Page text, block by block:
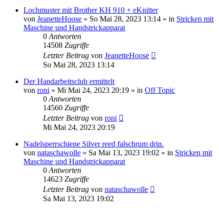
Lochmuster mit Brother KH 910 + eKnitter
von JeanetteHoose » So Mai 28, 2023 13:14 » in Stricken mit
Maschine und Handstrickapparat
0 Antworten
14508 Zugriffe
Letzter Beitrag von JeanetteHoose
So Mai 28, 2023 13:14
Der Handarbeitsclub ermittelt
von roni » Mi Mai 24, 2023 20:19 » in Off Topic
0 Antworten
14560 Zugriffe
Letzter Beitrag von roni
Mi Mai 24, 2023 20:19
Nadelsperrschiene Silver reed falschrum drin.
von nataschawolle » Sa Mai 13, 2023 19:02 » in Stricken mit
Maschine und Handstrickapparat
0 Antworten
14623 Zugriffe
Letzter Beitrag von nataschawolle
Sa Mai 13, 2023 19:02